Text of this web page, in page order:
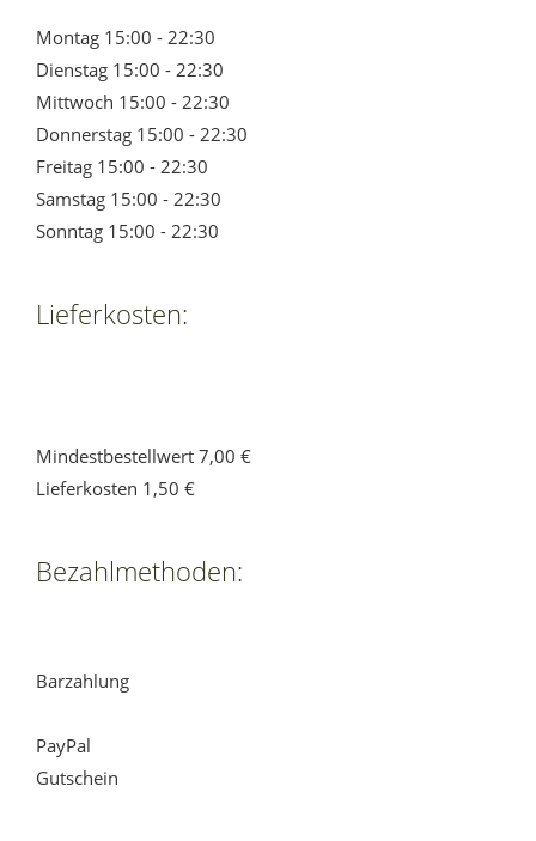
Montag 15:00 - 22:30
Dienstag 15:00 - 22:30
Mittwoch 15:00 - 22:30
Donnerstag 15:00 - 22:30
Freitag 15:00 - 22:30
Samstag 15:00 - 22:30
Sonntag 15:00 - 22:30
Lieferkosten:
Mindestbestellwert 7,00 €
Lieferkosten 1,50 €
Bezahlmethoden:
Barzahlung
PayPal
Gutschein